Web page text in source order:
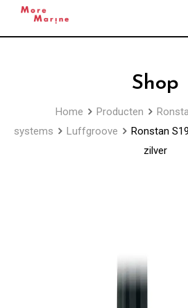
Shop
Home Producten
systems
Luffgroove
Ronstan
zilver